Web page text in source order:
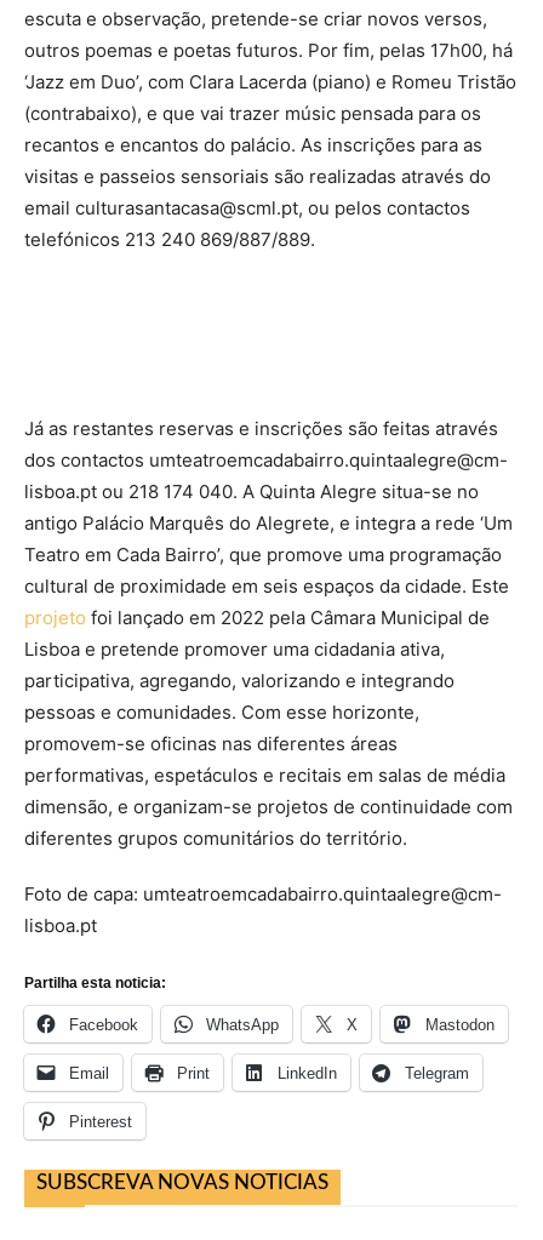
escuta e observação, pretende-se criar novos versos,
outros poemas e poetas futuros. Por fim, pelas 17h00, há
‘Jazz em Duo’, com Clara Lacerda (piano) e Romeu Tristão
(contrabaixo), e que vai trazer músic pensada para os
recantos e encantos do palácio. As inscrições para as
visitas e passeios sensoriais são realizadas através do
email culturasantacasa@scml.pt, ou pelos contactos
telefónicos 213 240 869/887/889.
Já as restantes reservas e inscrições são feitas através
dos contactos umteatroemcadabairro.quintaalegre@cm-
lisboa.pt ou 218 174 040. A Quinta Alegre situa-se no
antigo Palácio Marquês do Alegrete, e integra a rede ‘Um
Teatro em Cada Bairro’, que promove uma programação
cultural de proximidade em seis espaços da cidade. Este
projeto foi lançado em 2022 pela Câmara Municipal de
Lisboa e pretende promover uma cidadania ativa,
participativa, agregando, valorizando e integrando
pessoas e comunidades. Com esse horizonte,
promovem-se oficinas nas diferentes áreas
performativas, espetáculos e recitais em salas de média
dimensão, e organizam-se projetos de continuidade com
diferentes grupos comunitários do território.
Foto de capa: umteatroemcadabairro.quintaalegre@cm-
lisboa.pt
Partilha esta noticia:
Facebook WhatsApp X Mastodon
Email Print LinkedIn Telegram
Pinterest
SUBSCREVA NOVAS NOTICIAS